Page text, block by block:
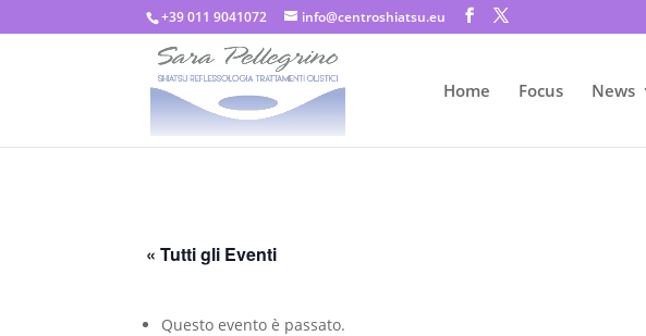
+39 011 9041072 info@centroshiatsu.eu
Home Focus News
« Tutti gli Eventi
Questo evento è passato.